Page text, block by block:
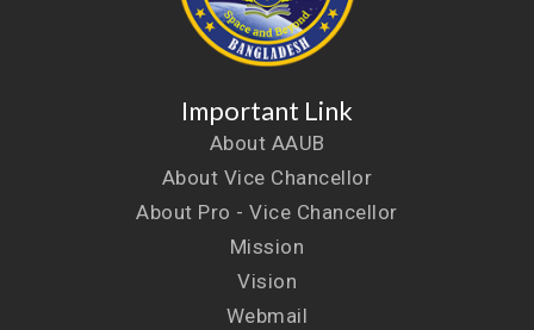
Important Link
About AAUB
About Vice Chancellor
About Pro - Vice Chancellor
Mission
Vision
Webmail